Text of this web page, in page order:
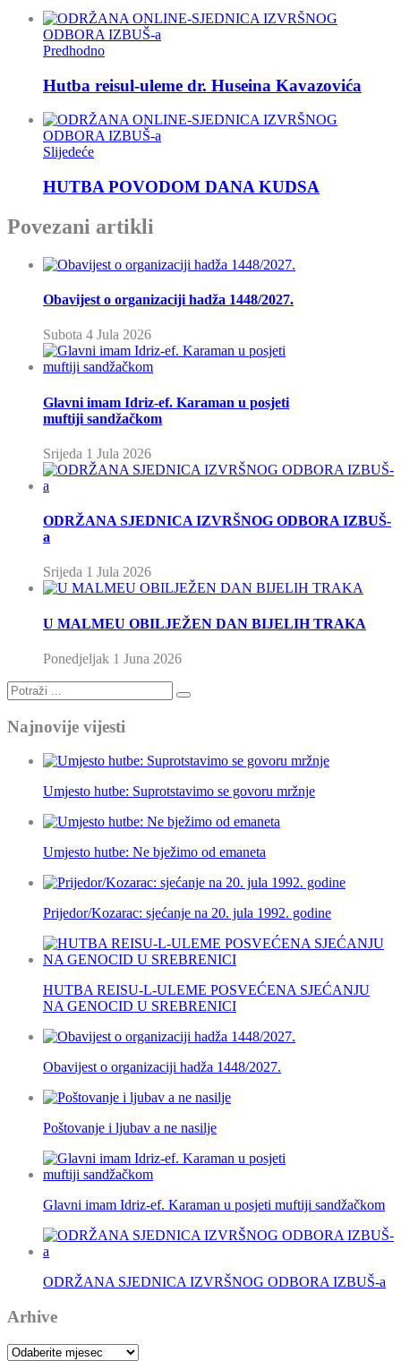
Predhodno
Hutba reisul-uleme dr. Huseina Kavazovića
Slijedeće
HUTBA POVODOM DANA KUDSA
Povezani artikli
Obavijest o organizaciji hadža 1448/2027.
Subota 4 Jula 2026
Glavni imam Idriz-ef. Karaman u posjeti
muftiji sandžačkom
Srijeda 1 Jula 2026
ODRŽANA SJEDNICA IZVRŠNOG ODBORA IZBUŠ-
a
Srijeda 1 Jula 2026
U MALMEU OBILJEŽEN DAN BIJELIH TRAKA
Ponedjeljak 1 Juna 2026
Najnovije vijesti
Umjesto hutbe: Suprotstavimo se govoru mržnje
Umjesto hutbe: Ne bježimo od emaneta
Prijedor/Kozarac: sjećanje na 20. jula 1992. godine
HUTBA REISU-L-ULEME POSVEĆENA SJEĆANJU
NA GENOCID U SREBRENICI
Obavijest o organizaciji hadža 1448/2027.
Poštovanje i ljubav a ne nasilje
Glavni imam Idriz-ef. Karaman u posjeti muftiji sandžačkom
ODRŽANA SJEDNICA IZVRŠNOG ODBORA IZBUŠ-a
Arhive
Arhive